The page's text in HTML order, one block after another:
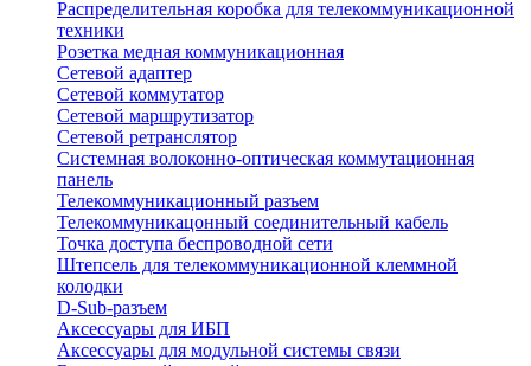
Распределительная коробка для телекоммуникационной
техники
Розетка медная коммуникационная
Сетевой адаптер
Сетевой коммутатор
Сетевой маршрутизатор
Сетевой ретранслятор
Системная волоконно-оптическая коммутационная
панель
Телекоммуникационный разъем
Телекоммуникацонный соединительный кабель
Точка доступа беспроводной сети
Штепсель для телекоммуникационной клеммной
колодки
D-Sub-разъем
Аксессуары для ИБП
Аксессуары для модульной системы связи